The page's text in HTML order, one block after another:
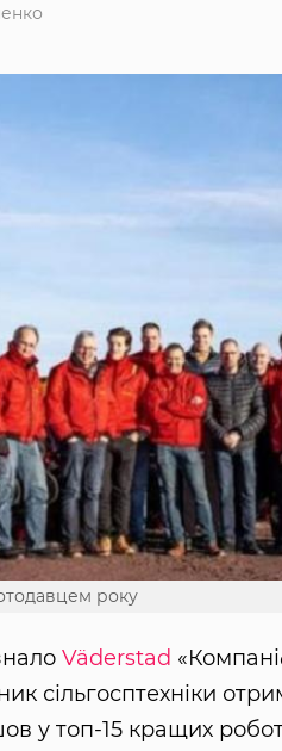
року
Väderstad
сільгосптехніки
у топ-15 кращих